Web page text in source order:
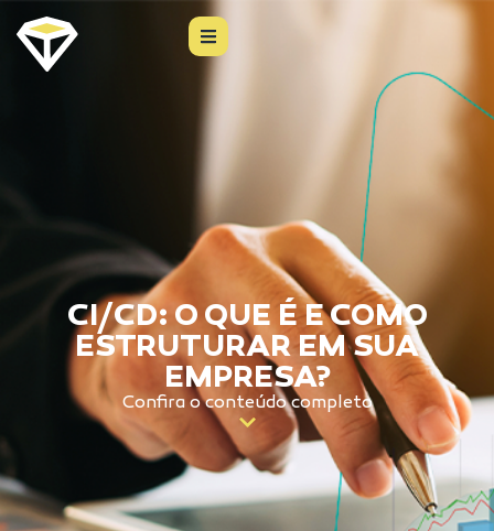
CI/CD: O QUE É E COMO
ESTRUTURAR EM SUA
EMPRESA?
Confira o conteúdo completo